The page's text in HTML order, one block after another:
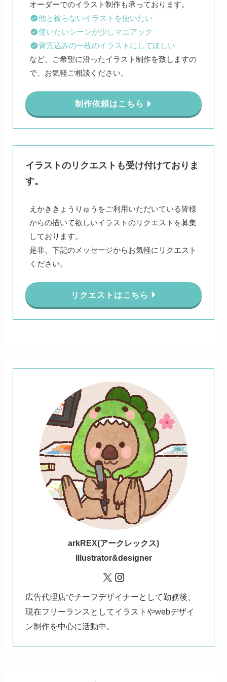
他と被らないイラストを使いたい
使いたいシーンが少しマニアック
背景込みの一枚のイラストにしてほしい
など、ご希望に沿ったイラスト制作を致しますの
で、お気軽ご相談ください。
制作依頼はこちら
イラストのリクエストも受け付けておりま
す。
えかききょうりゅうをご利用いただいている皆様
からの描いて欲しいイラストのリクエストを募集
しております。
是非、下記のメッセージからお気軽にリクエスト
ください。
リクエストはこちら
arkREX(アークレックス)
Illustrator&designer
X Instagram
広告代理店でチーフデザイナーとして勤務後、
現在フリーランスとしてイラストやwebデザイ
ン制作を中心に活動中。